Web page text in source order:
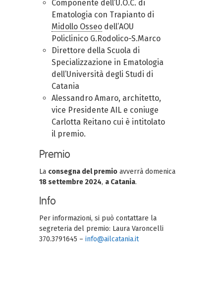
Componente dell’U.O.C. di
Ematologia con Trapianto di
Midollo Osseo dell’AOU
Policlinico G.Rodolico-S.Marco
Direttore della Scuola di
Specializzazione in Ematologia
dell’Università degli Studi di
Catania
Alessandro Amaro, architetto,
vice Presidente AIL e coniuge
Carlotta Reitano cui è intitolato
il premio.
Premio
La consegna del premio avverrà domenica
18 settembre 2024, a Catania.
Info
Per informazioni, si può contattare la
segreteria del premio: Laura Varoncelli
370.3791645 – info@ailcatania.it